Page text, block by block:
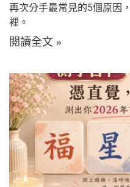
再次分手最常見的5個原因
裡。
閱讀全文 »